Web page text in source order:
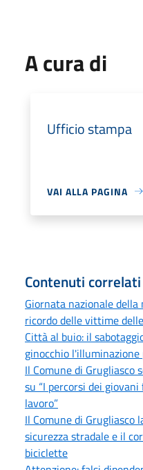
A cura di
Ufficio stampa
VAI ALLA PAGINA
Contenuti correlati
Giornata nazionale
ricordo delle vittime
Città al buio: il
ginocchio l'illuminazione
Il Comune di Grugliasco
su “I percorsi dei
lavoro”
Il Comune di Grugliasco
sicurezza stradale e il
biciclette